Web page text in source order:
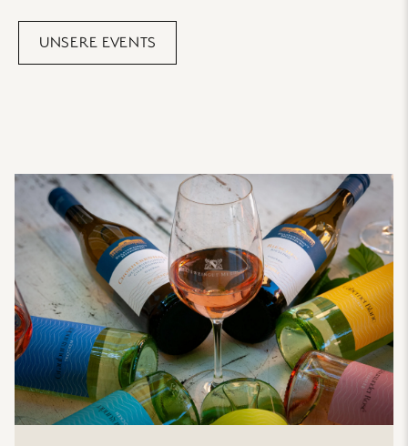
UNSERE EVENTS